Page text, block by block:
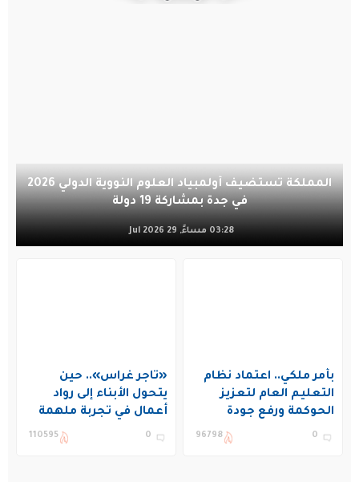
المملكة تستضيف أولمبياد العلوم النووية الدولي 2026
في جدة بمشاركة 19 دولة
03:28 مساءً, 29 Jul 2026
بأمر ملكي.. اعتماد نظام
التعليم العام لتعزيز
الحوكمة ورفع جودة
التعليم في المملكة
0
96798
«تاجر غراس».. حين
يتحول الأبناء إلى رواد
أعمال في تجربة ملهمة
بنادي غراس الصيفي
0
110595